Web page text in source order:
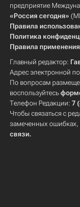
предприятие
«Россия сегодня»
Правила
Политика
Правила
Главный редактор:
Адрес электронной
По вопросам
воспользуйтесь
Телефон Редакции: 7
Чтобы связаться с
замеченных ошибках,
связи.